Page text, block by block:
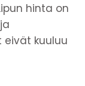
hinta on
kuuluu